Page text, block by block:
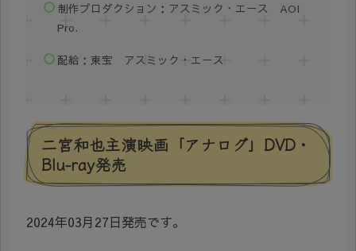
制作プロダクション：アスミック・エース AOI
Pro.
配給：東宝 アスミック・エース
二宮和也主演映画「アナログ」DVD・
Blu-ray発売
2024年03月27日発売です。